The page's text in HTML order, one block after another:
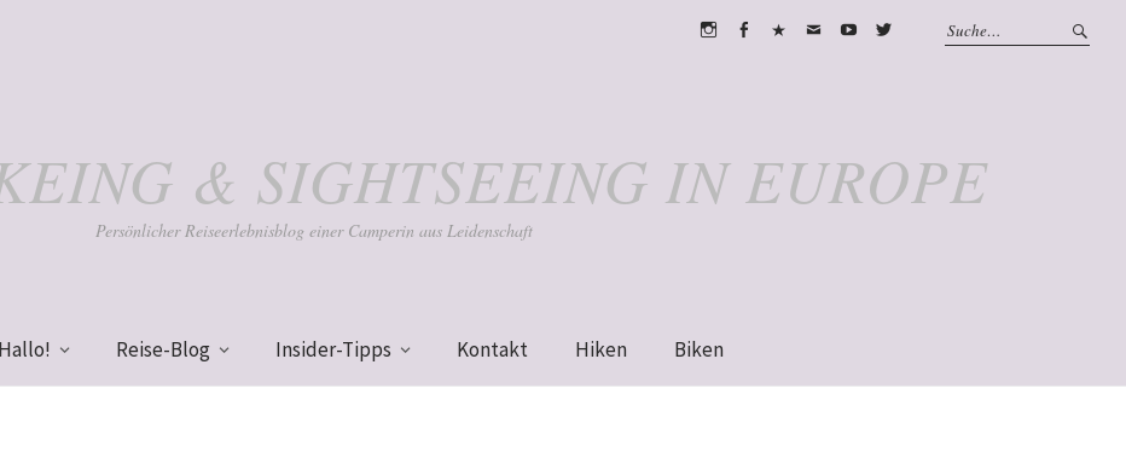
& SIGHTSEEING IN EUROPE
Persönlicher Reiseerlebnisblog einer Camperin aus Leidenschaft
Hallo! Reise-Blog Insider-Tipps Kontakt Hiken Biken